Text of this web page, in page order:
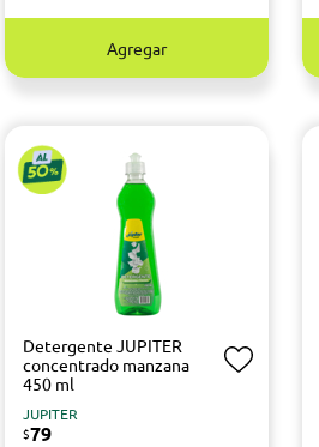
Agregar
Detergente JUPITER
concentrado manzana
450 ml
JUPITER
$79